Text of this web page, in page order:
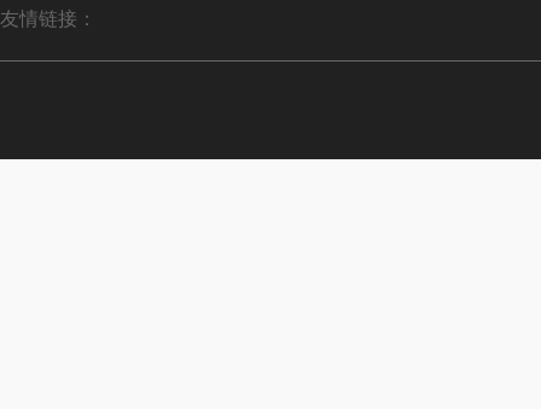
友情链接：